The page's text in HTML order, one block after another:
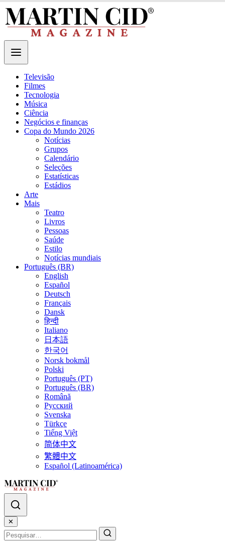
Televisão
Filmes
Tecnologia
Música
Ciência
Negócios e finanças
Copa do Mundo 2026
Notícias
Grupos
Calendário
Seleções
Estatísticas
Estádios
Arte
Mais
Teatro
Livros
Pessoas
Saúde
Estilo
Notícias mundiais
Português (BR)
English
Español
Deutsch
Français
Dansk
हिन्दी
Italiano
日本語
한국어
Norsk bokmål
Polski
Português (PT)
Português (BR)
Română
Русский
Svenska
Türkçe
Tiếng Việt
简体中文
繁體中文
Español (Latinoamérica)
✕